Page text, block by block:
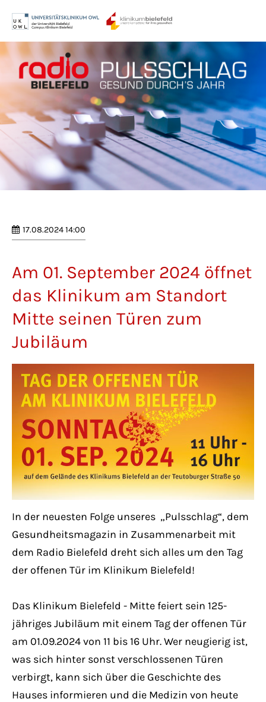
Login
Benutzername
Passwort
Anmelden
Lorem ipsum dolor sit amet:
24h
We offer support for our customers
Mon - Fri 8:00am - 5:00pm(GMT +1)
Get in touch
Cybersteel Inc.
376-293 City Road, Suite 600
San Francisco, CA 94102
Have any questions?
+44 1234 567 890
info@yourdomain.com
About us
Lorem ipsum dolor sit amet, consectetuer
adipiscing elit.
17.08.2024 14:00
Am 01. September 2024 öffnet
das Klinikum am Standort
Mitte seinen Türen zum
Jubiläum
In der neuesten Folge unseres „Pulsschlag“, dem
Gesundheitsmagazin in Zusammenarbeit mit
dem Radio Bielefeld dreht sich alles um den Tag
der offenen Tür im Klinikum Bielefeld!
Das Klinikum Bielefeld - Mitte feiert sein 125-
jähriges Jubiläum mit einem Tag der offenen Tür
am 01.09.2024 von 11 bis 16 Uhr. Wer neugierig ist,
was sich hinter sonst verschlossenen Türen
verbirgt, kann sich über die Geschichte des
Hauses informieren und die Medizin von heute